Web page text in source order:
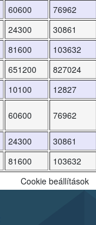
60600
76962
24300
30861
81600
103632
651200
827024
10100
12827
60600 76962
24300
30861
81600 103632
Cookie beállítások